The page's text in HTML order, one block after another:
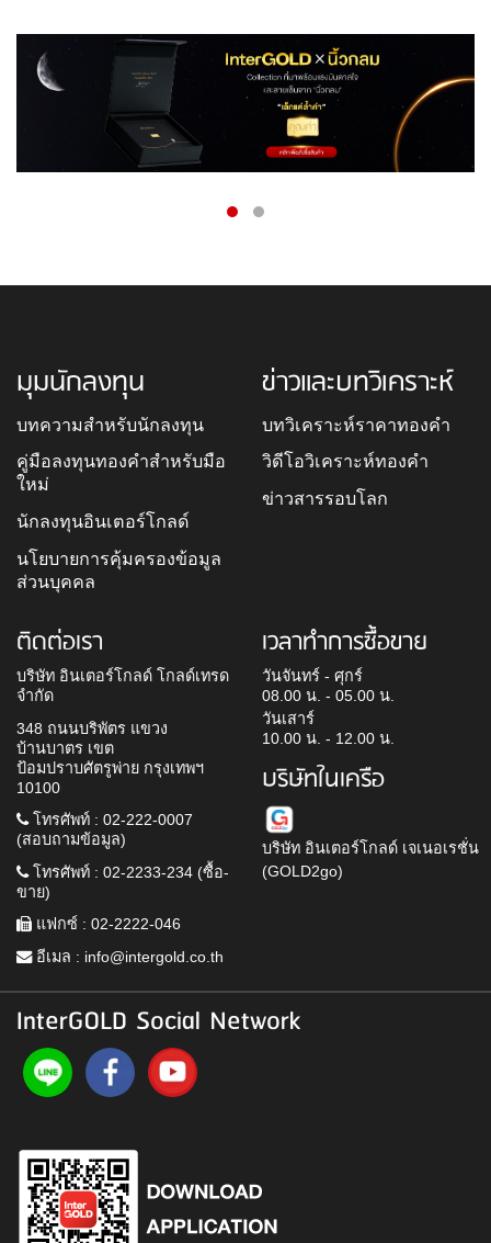
มุมนักลงทุน
บทความสำหรับนักลงทุน
คู่มือลงทุนทองคำสำหรับมือ
ใหม่
นักลงทุนอินเตอร์โกลด์
นโยบายการคุ้มครองข้อมูล
ส่วนบุคคล
ข่าวและบทวิเคราะห์
บทวิเคราะห์ราคาทองคำ
วิดีโอวิเคราะห์ทองคำ
ข่าวสารรอบโลก
ติดต่อเรา
บริษัท อินเตอร์โกลด์ โกลด์เทรด
จำกัด
348 ถนนบริพัตร แขวง
บ้านบาตร เขต
ป้อมปราบศัตรูพ่าย กรุงเทพฯ
10100
โทรศัพท์ : 02-222-0007
(สอบถามข้อมูล)
โทรศัพท์ : 02-2233-234 (ซื้อ-
ขาย)
แฟกซ์ : 02-2222-046
อีเมล : info@intergold.co.th
เวลาทำการซื้อขาย
วันจันทร์ - ศุกร์
08.00 น. - 05.00 น.
วันเสาร์
10.00 น. - 12.00 น.
บริษัทในเครือ
บริษัท อินเตอร์โกลด์ เจเนอเรชั่น
(GOLD2go)
InterGOLD Social Network